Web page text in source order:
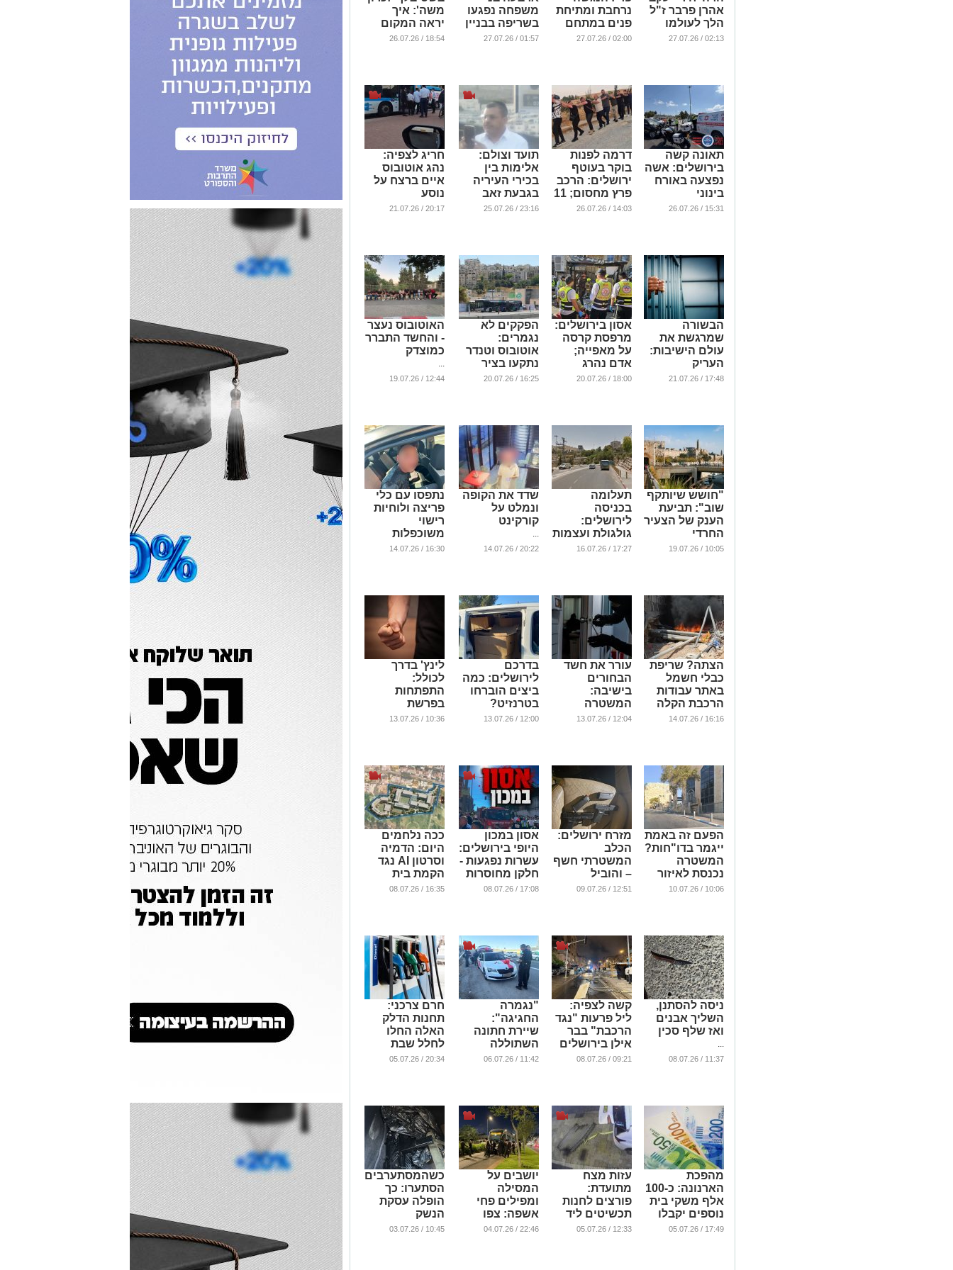
אהרן פרבר ז"ל
הלך לעולמו
בגיל 32
02:13 / 27.07.26
נרחבת ומתיחת
פנים במתחם
קבר שמואל
02:00 / 27.07.26
משפחה נפגעו
בשריפה בבניין
מגורים
01:57 / 27.07.26
משה': איך
יראה המקום
בסיום
18:54 / 26.07.26
תאונה קשה
בירושלים: אשה
נפצעה באורח
בינוני
...
15:31 / 26.07.26
דרמה לפנות
בוקר בעוטף
ירושלים: הרכב
פרץ מחסום; 11
נעצרו
14:03 / 26.07.26
תועד וצולם:
אלימות בין
בכירי העיריה
בגבעת זאב
...
23:16 / 25.07.26
חריג לצפיה:
נהג אוטובוס
איים ברצח על
נוסע
...
20:17 / 21.07.26
הבשורה
שמרגשת את
עולם הישיבות:
העריק
הירושלמי
17:48 / 21.07.26
אסון בירושלים:
מרפסת קרסה
על מאפייה;
אדם נהרג
ושלשה נפצעו
18:00 / 20.07.26
הפקקים לא
נגמרים:
אוטובוס וטנדר
נתקעו בציר
המרכזי ויצרו
16:25 / 20.07.26
האוטובוס נעצר
- והחשד התברר
כמוצדק
...
12:44 / 19.07.26
"חושש שיותקף
שוב": תביעת
הענק של הצעיר
החרדי
...
10:05 / 19.07.26
תעלומה
בכניסה
לירושלים:
גולגולת ועצמות
אדם אותרו
17:27 / 16.07.26
שדד את הקופה
ונמלט על
קורקינט
...
20:22 / 14.07.26
נתפסו עם כלי
פריצה ולוחיות
רישוי
משוכפלות
...
16:30 / 14.07.26
הצתה? שריפת
כבלי חשמל
באתר עבודות
הרכבת הקלה
בירושלים
16:16 / 14.07.26
עורר את חשד
הבחורים
בישיבה:
המשטרה
הוזעקה למקום
12:04 / 13.07.26
בדרכם
לירושלים: כמה
ביצים הוברחו
בטרנזיט?
...
12:00 / 13.07.26
לינץ' בדרך
לכולל:
התפתחות
בפרשת
התקיפה
...
10:36 / 13.07.26
הפעם זה באמת
ייגמר בדו"חות?
המשטרה
נכנסת לאיזור
שמסעיר את
10:06 / 10.07.26
מזרח ירושלים:
הכלב
המשטרתי חשף
– והוביל
לשבעה
12:51 / 09.07.26
אסון במכון
היופי בירושלים:
עשרות נפגעות -
חלקן מחוסרות
הכרה (וידאו)
17:08 / 08.07.26
ככה נלחמים
היום: הדמיה
וסרטון AI נגד
הקמת בית
הספר
16:35 / 08.07.26
ניסה להסתנן,
השליך אבנים
ואז שלף סכין
...
11:37 / 08.07.26
קשה לצפיה:
ליל פרעות "נגד
הרכבת" בבר
אילן בירושלים
...
09:21 / 08.07.26
"נגמרה
החגיגה":
שיירת חתונה
השתוללה
בירושלים -
11:42 / 06.07.26
חרם צרכני:
תחנות הדלק
האלה החלו
לחלל שבת
...
20:34 / 05.07.26
מהפכת
הארנונה: כ-100
אלף משקי בית
נוספים יקבלו
הנחה
17:49 / 05.07.26
עזות מצח
מתועדת:
פורצים לחנות
תכשיטים ליד
תחנת המשטרה
12:33 / 05.07.26
יושבים על
המסילה
ומפילים פחי
אשפה: צפו
בקומץ
22:46 / 04.07.26
כשהמסתערבים
הסתערו: כך
הופלה עסקת
הנשק
...
10:45 / 03.07.26